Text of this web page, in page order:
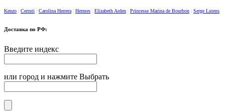
Kenzo Cerruti Carolina Herrera Hermes Elizabeth Arden Princesse Marina de Bourbon Serge Lutens
Доставка по РФ:
Введите индекс
или город и нажмите Выбрать